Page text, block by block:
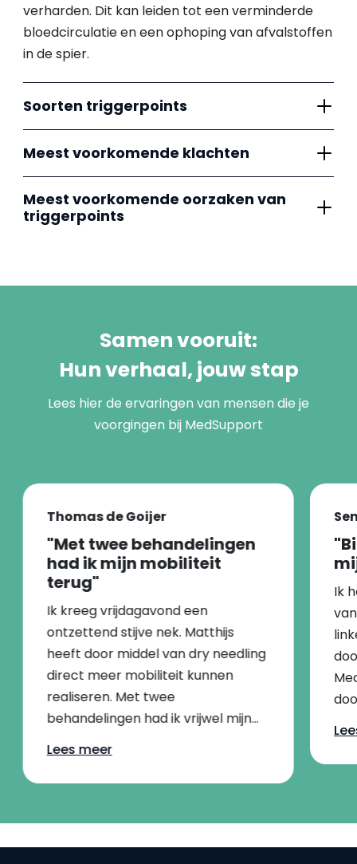
verharden. Dit kan leiden tot een verminderde
bloedcirculatie en een ophoping van afvalstoffen
in de spier.
Soorten triggerpoints
Meest voorkomende klachten
Meest voorkomende oorzaken van
triggerpoints
Samen vooruit:
Hun verhaal, jouw stap
Lees hier de ervaringen van mensen die je
voorgingen bij MedSupport
Thomas de Goijer
"Met twee behandelingen
had ik mijn mobiliteit
terug"
Ik kreeg vrijdagavond een
ontzettend stijve nek. Matthijs
heeft door middel van dry needling
direct meer mobiliteit kunnen
realiseren. Met twee
behandelingen had ik vrijwel mijn
Lees meer
Ik